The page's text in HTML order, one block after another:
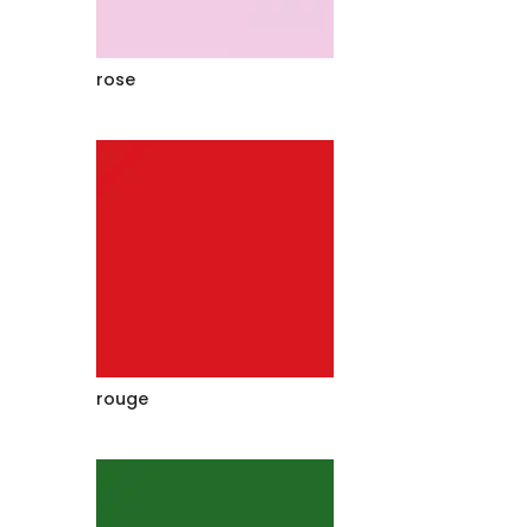
rose
rouge